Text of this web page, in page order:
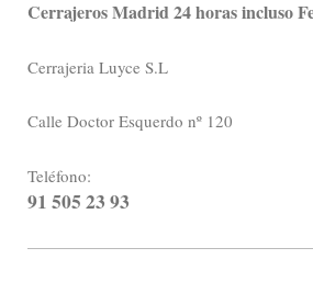
Cerrajeros Madrid 24 horas incluso
Cerrajeria Luyce S.L
Calle Doctor Esquerdo nº 120
Teléfono:
91 505 23 93